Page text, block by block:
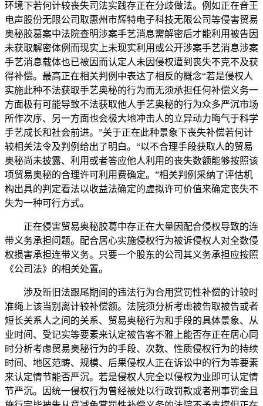
环境下若何计较丧失司法实践存正在分歧做法。例如正在音王
电声股份无限公司取惠州市辉特电子科技无限公司等侵害贸易
奥秘胶葛案中法院查明涉案手艺消息需解密后才能利用被告因
未获取解密体例而现实上未现实利用或公开涉案手艺消息涉案
手艺消息载体也已被因而认定人未因侵权遭到丧失不克不及获
得补偿。最高正在相关判例中表达了相反的概念“若是侵权人
实施此种不法获取手艺奥秘的行为而无须承担任何补偿义务一
方面极有可能导致不法获取他人手艺奥秘的行为众多严沉市场
所作次序、另一方面也会极大地冲击人的立异动力晦气于科学
手艺成长和社会前进。”关于正在此种景象下丧失补偿若何计
较相关法令及判例给出了明白。“以不合理手段获取人的贸易
奥秘尚未披露、利用或者答应他人利用的丧失数额能够按照该
项贸易奥秘的合理许可利用费确定。”相关判例采纳了评估机
构出具的判定看法以收益法确定的虚拟许可价值来确定丧失不
失为一种可行方式。
正在侵害贸易奥秘胶葛中存正在大量因配合侵权导致的连
带义务承担问题。配合居心实施侵权行为被诉侵权人对全数侵
权损害承担连带义务。只要一个股东的公司其义务承担应按照
《公司法》的相关处置。
涉及新旧法跟尾期间的违法行为合用赏罚性补偿的计较时
准绳上该当别离计较补偿额。法院须分析考虑被告取被告或者
短长关系人之间的关系、贸易奥秘行为和手段的具体景象、从
业时间、受记实等要素来认定被告客不雅上能否存正在居心同
时分析考虑贸易奥秘行为的手段、次数、性质侵权行为的持续
时间、地区范畴、规模、后果侵权人正在诉讼中的行为等要素
来认定情节能否严沉。若是侵权人完全以侵权为业即可认定情
节严沉。因统一侵权行为曾经被处以行政罚款或者刑事罚金且